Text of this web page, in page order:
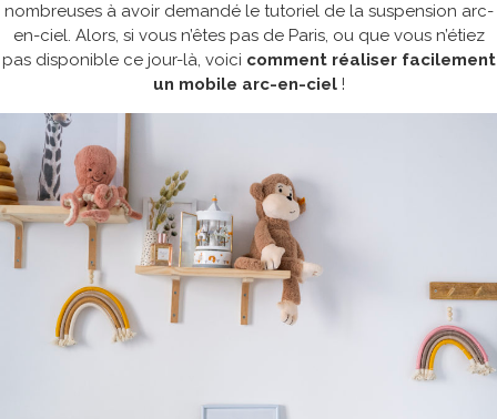
nombreuses à avoir demandé le tutoriel de la suspension arc-
en-ciel. Alors, si vous n’êtes pas de Paris, ou que vous n’étiez
pas disponible ce jour-là, voici comment réaliser facilement
un mobile arc-en-ciel !